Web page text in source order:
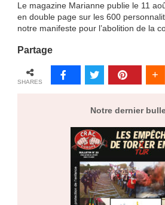
Le magazine Marianne publie le 11
en double page sur les 600
notre manifeste pour l’abolition de la
Partage
SHARES
Notre dernier